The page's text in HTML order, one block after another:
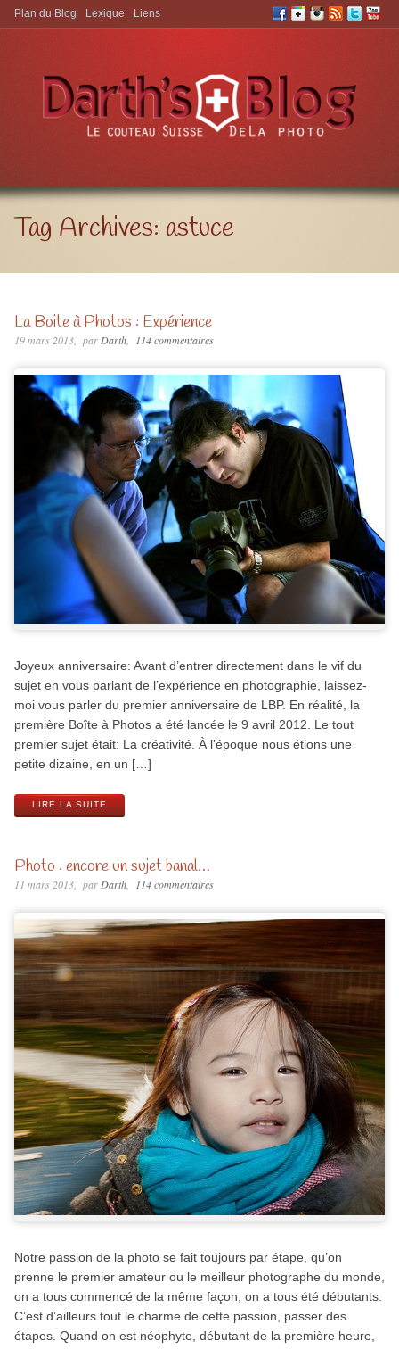
Aller à:
Plan du Blog Lexique Liens
Tag Archives: astuce
La Boite à Photos : Expérience
19 mars 2013 parDarth 114 commentaires
Joyeux anniversaire: Avant d’entrer directement dans le vif du
sujet en vous parlant de l’expérience en photographie, laissez-
moi vous parler du premier anniversaire de LBP. En réalité, la
première Boîte à Photos a été lancée le 9 avril 2012. Le tout
premier sujet était: La créativité. À l’époque nous étions une
petite dizaine, en un […]
LIRE LA SUITE
Photo : encore un sujet banal…
11 mars 2013 parDarth 114 commentaires
Notre passion de la photo se fait toujours par étape, qu’on
prenne le premier amateur ou le meilleur photographe du monde,
on a tous commencé de la même façon, on a tous été débutants.
C’est d’ailleurs tout le charme de cette passion, passer des
étapes. Quand on est néophyte, débutant de la première heure,